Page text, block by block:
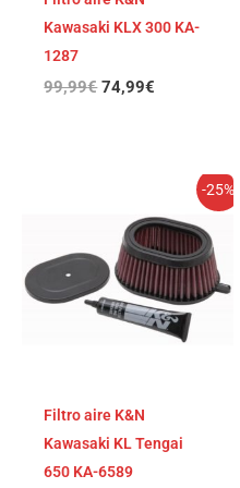
Kawasaki KLX 300 KA-
1287
99,99€ 74,99€
-25%
Filtro aire K&N
Kawasaki KL Tengai
650 KA-6589
original
era:
93,99€.
precio
actual
es:
70,49€.